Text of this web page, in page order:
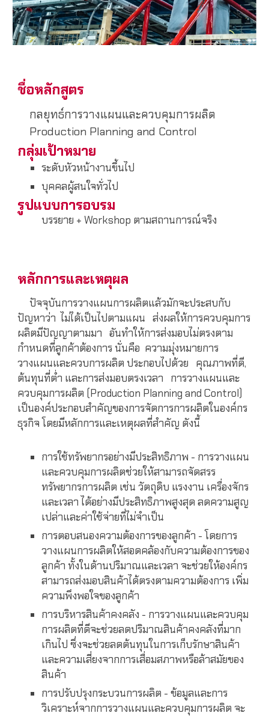
ชื่อหลักสูตร
กลยุทธ์การวางแผนและควบคุมการผลิต
Production Planning and Control
กลุ่มเป้าหมาย
ระดับหัวหน้างานขึ้นไป
บุคคลผู้สนใจทั่วไป
รูปแบบการอบรม
บรรยาย + Workshop ตามสถานการณ์จริง
หลักการและเหตุผล
ปัจจุบันการวางแผนการผลิตแล้วมักจะประสบกับ
ปัญหาว่า ไม่ได้เป็นไปตามแผน ส่งผลให้การควบคุมการ
ผลิตมีปัญญาตามมา อันทำให้การส่งมอบไม่ตรงตาม
กำหนดที่ลูกค้าต้องการ นั่นคือ ความมุ่งหมายการ
วางแผนและควบการผลิต ประกอบไปด้วย คุณภาพที่ดี,
ต้นทุนที่ต่ำ และการส่งมอบตรงเวลา การวางแผนและ
ควบคุมการผลิต (Production Planning and Control)
เป็นองค์ประกอบสำคัญของการจัดการการผลิตในองค์กร
ธุรกิจ โดยมีหลักการและเหตุผลที่สำคัญ ดังนี้
การใช้ทรัพยากรอย่างมีประสิทธิภาพ - การวางแผน
และควบคุมการผลิตช่วยให้สามารถจัดสรร
ทรัพยากรการผลิต เช่น วัตถุดิบ แรงงาน เครื่องจักร
และเวลา ได้อย่างมีประสิทธิภาพสูงสุด ลดความสูญ
เปล่าและค่าใช้จ่ายที่ไม่จำเป็น
การตอบสนองความต้องการของลูกค้า - โดยการ
วางแผนการผลิตให้สอดคล้องกับความต้องการของ
ลูกค้า ทั้งในด้านปริมาณและเวลา จะช่วยให้องค์กร
สามารถส่งมอบสินค้าได้ตรงตามความต้องการ เพิ่ม
ความพึงพอใจของลูกค้า
การบริหารสินค้าคงคลัง - การวางแผนและควบคุม
การผลิตที่ดีจะช่วยลดปริมาณสินค้าคงคลังที่มาก
เกินไป ซึ่งจะช่วยลดต้นทุนในการเก็บรักษาสินค้า
และความเสี่ยงจากการเสื่อมสภาพหรือล้าสมัยของ
สินค้า
การปรับปรุงกระบวนการผลิต - ข้อมูลและการ
วิเคราะห์จากการวางแผนและควบคุมการผลิต จะ